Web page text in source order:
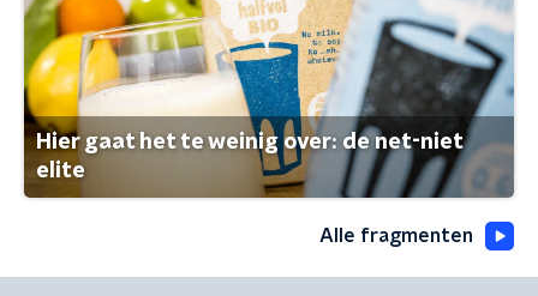
Hier gaat het te weinig over: de net-niet
elite
Alle fragmenten